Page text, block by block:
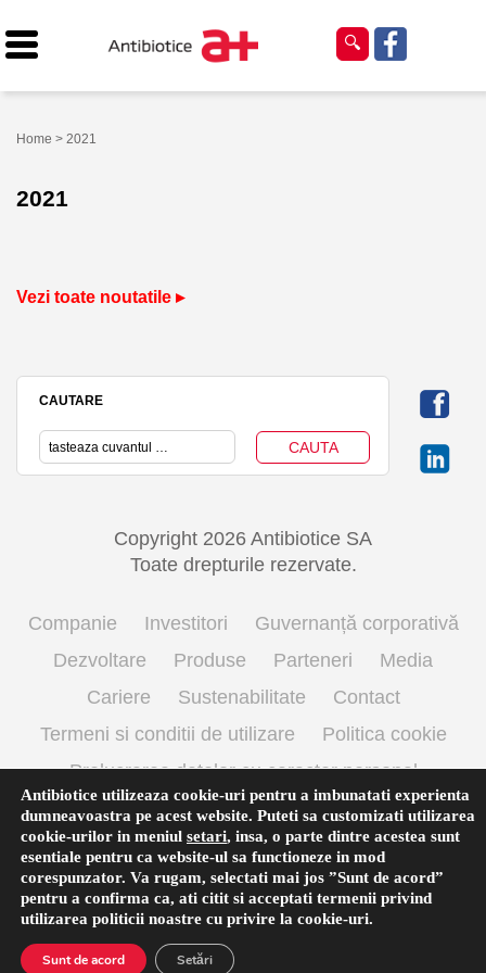
Home > 2021
2021
Vezi toate noutatile ▸
CAUTARE
Copyright 2026 Antibiotice SA
Toate drepturile rezervate.
Companie Investitori
Guvernanță corporativă
Dezvoltare
Produse Parteneri
Media
Cariere
Sustenabilitate
Contact
Termeni si conditii de utilizare
Politica cookie
Prelucrarea datelor cu caracter personal
Antibiotice utilizeaza cookie-uri pentru a imbunatati experienta
dumneavoastra pe acest website. Puteti sa customizati utilizarea
cookie-urilor in meniul setari, insa, o parte dintre acestea sunt
esentiale pentru ca website-ul sa functioneze in mod
corespunzator. Va rugam, selectati mai jos ”Sunt de acord”
pentru a confirma ca, ati citit si acceptati termenii privind
utilizarea politicii noastre cu privire la cookie-uri.
Sunt de acord Setări